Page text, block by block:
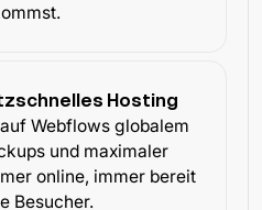
Hosting
Webflows globalem
und maximaler
online, immer bereit
Besucher.